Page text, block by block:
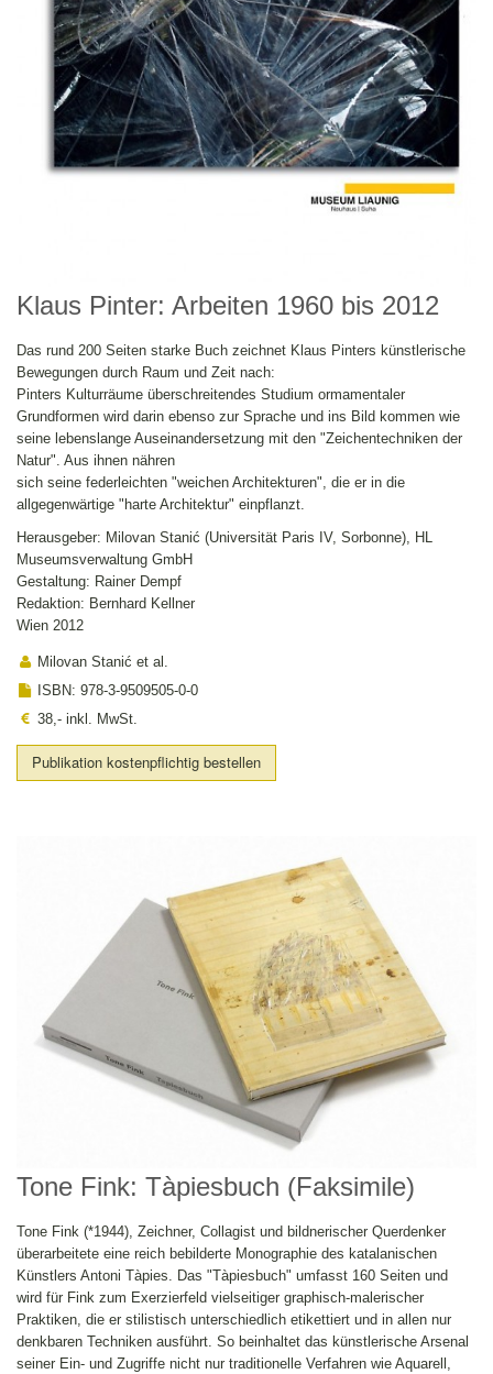
Klaus Pinter: Arbeiten 1960 bis 2012
Das rund 200 Seiten starke Buch zeichnet Klaus Pinters künstlerische
Bewegungen durch Raum und Zeit nach:
Pinters Kulturräume überschreitendes Studium ormamentaler
Grundformen wird darin ebenso zur Sprache und ins Bild kommen wie
seine lebenslange Auseinandersetzung mit den "Zeichentechniken der
Natur". Aus ihnen nähren
sich seine federleichten "weichen Architekturen", die er in die
allgegenwärtige "harte Architektur" einpflanzt.
Herausgeber: Milovan Stanić (Universität Paris IV, Sorbonne), HL
Museumsverwaltung GmbH
Gestaltung: Rainer Dempf
Redaktion: Bernhard Kellner
Wien 2012
Milovan Stanić et al.
ISBN: 978-3-9509505-0-0
38,- inkl. MwSt.
Publikation kostenpflichtig bestellen
Tone Fink: Tàpiesbuch (Faksimile)
Tone Fink (*1944), Zeichner, Collagist und bildnerischer Querdenker
überarbeitete eine reich bebilderte Monographie des katalanischen
Künstlers Antoni Tàpies. Das "Tàpiesbuch" umfasst 160 Seiten und
wird für Fink zum Exerzierfeld vielseitiger graphisch-malerischer
Praktiken, die er stilistisch unterschiedlich etikettiert und in allen nur
denkbaren Techniken ausführt. So beinhaltet das künstlerische Arsenal
seiner Ein- und Zugriffe nicht nur traditionelle Verfahren wie Aquarell,